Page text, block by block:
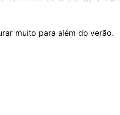
muito para além do verão.